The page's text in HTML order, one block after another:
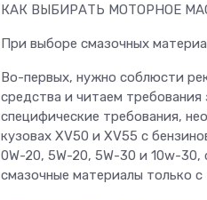
КАК ВЫБИРАТЬ МОТОРНОЕ
При выборе смазочных
Во-первых, нужно соблюсти
средства и читаем требования
специфические требования,
кузовах XV50 и XV55 с
0W-20, 5W-20, 5W-30 и 10w-
смазочные материалы только